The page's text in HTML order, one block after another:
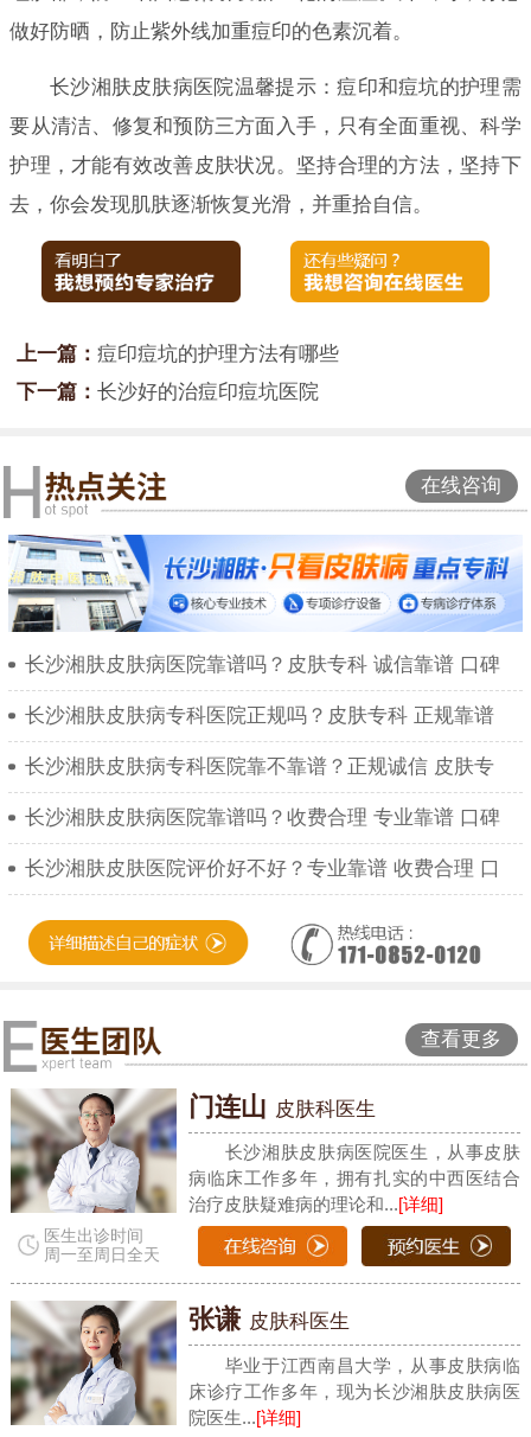
做好防晒，防止紫外线加重痘印的色素沉着。
长沙湘肤皮肤病医院温馨提示：痘印和痘坑的护理需
要从清洁、修复和预防三方面入手，只有全面重视、科学
护理，才能有效改善皮肤状况。坚持合理的方法，坚持下
去，你会发现肌肤逐渐恢复光滑，并重拾自信。
上一篇： 痘印痘坑的护理方法有哪些
下一篇： 长沙好的治痘印痘坑医院
在线咨询
长沙湘肤皮肤病医院靠谱吗？皮肤专科 诚信靠谱 口碑
长沙湘肤皮肤病专科医院正规吗？皮肤专科 正规靠谱
长沙湘肤皮肤病专科医院靠不靠谱？正规诚信 皮肤专
长沙湘肤皮肤病医院靠谱吗？收费合理 专业靠谱 口碑
长沙湘肤皮肤医院评价好不好？专业靠谱 收费合理 口
查看更多
医生出诊时间
周一至周日全天
门连山 皮肤科医生
长沙湘肤皮肤病医院医生，从事皮肤
病临床工作多年，拥有扎实的中西医结合
治疗皮肤疑难病的理论和...[详细]
张谦 皮肤科医生
毕业于江西南昌大学，从事皮肤病临
床诊疗工作多年，现为长沙湘肤皮肤病医
院医生...[详细]